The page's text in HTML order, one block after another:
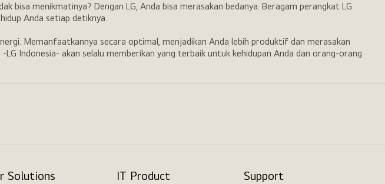
bisa menikmatinya? Dengan LG, Anda bisa merasakan bedanya. Beragam perangkat LG
Anda setiap detiknya.
Memanfaatkannya secara optimal, menjadikan Anda lebih produktif dan merasakan
Indonesia- akan selalu memberikan yang terbaik untuk kehidupan Anda dan orang-orang
Solutions IT Product Support